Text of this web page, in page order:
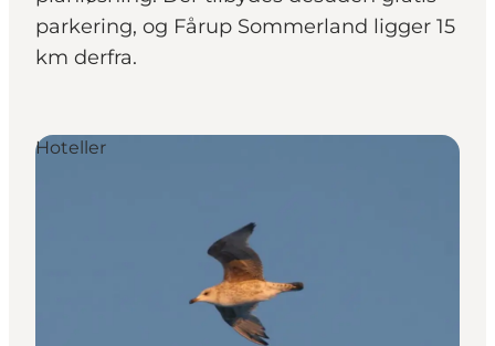
parkering, og Fårup Sommerland ligger 15
km derfra.
Hoteller